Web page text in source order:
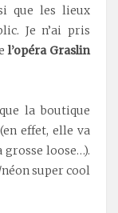
que les lieux
Je n’ai pris
l’opéra Graslin
la boutique
effet, elle va
loose…).
super cool